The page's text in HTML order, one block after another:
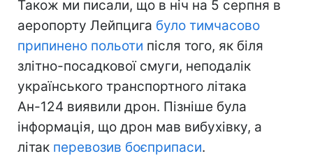
Також ми писали, що в ніч на 5 серпня в
аеропорту Лейпцига було тимчасово
припинено польоти після того, як біля
злітно-посадкової смуги, неподалік
українського транспортного літака
Ан-124 виявили дрон. Пізніше була
інформація, що дрон мав вибухівку, а
літак перевозив боєприпаси.